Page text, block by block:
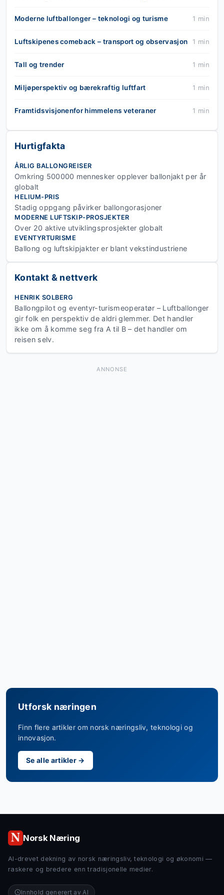
Moderne luftballonger – teknologi og turisme 1 min
Luftskipenes comeback – transport og observasjon 1 min
Tall og trender 1 min
Miljøperspektiv og bærekraftig luftfart 1 min
Framtidsvisjonenfor himmelens veteraner 1 min
Hurtigfakta
ÅRLIG BALLONGREISER
Omkring 500000 mennesker opplever ballonjakt per år
globalt
HELIUM-PRIS
Stadig oppgang påvirker ballongorasjoner
MODERNE LUFTSKIP-PROSJEKTER
Over 20 aktive utviklingsprosjekter globalt
EVENTYRTURISME
Ballong og luftskipjakter er blant vekstindustriene
Kontakt & nettverk
HENRIK SOLBERG
Ballongpilot og eventyr-turismeoperatør – Luftballonger
gir folk en perspektiv de aldri glemmer. Det handler
ikke om å komme seg fra A til B – det handler om
reisen selv.
ANNONSE
Utforsk næringen
Finn flere artikler om norsk næringsliv, teknologi og
innovasjon.
Se alle artikler →
Norsk Næring
AI-drevet dekning av norsk næringsliv, teknologi og økonomi —
raskere og bredere enn tradisjonelle medier.
Innhold generert av AI